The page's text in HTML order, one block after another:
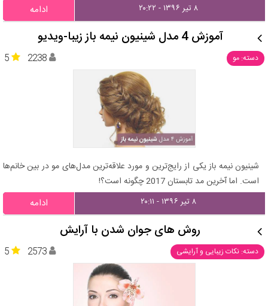
۸ تیر ۱۳۹۶ - ۲۰:۲۲ ادامه
آموزش 4 مدل شینیون نیمه باز زیبا-ویدیو
دسته: مو 5 2238
شینیون نیمه باز یکی از رایج‌ترین و مورد علاقه‌ترین مدل‌های مو در بین خانم‌ها
است. اما آخرین مد تابستان 2017 چگونه است؟!
۸ تیر ۱۳۹۶ - ۲۰:۱۱ ادامه
روش های جوان شدن با آرایش
دسته: نکات زیبایی و آرایشی 5 2573